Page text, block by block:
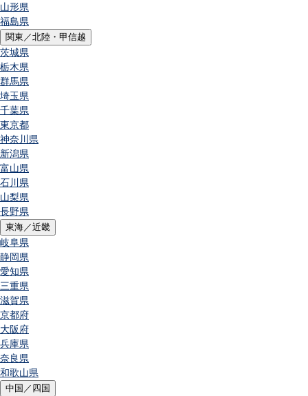
山形県
福島県
関東／北陸・甲信越
茨城県
栃木県
群馬県
埼玉県
千葉県
東京都
神奈川県
新潟県
富山県
石川県
山梨県
長野県
東海／近畿
岐阜県
静岡県
愛知県
三重県
滋賀県
京都府
大阪府
兵庫県
奈良県
和歌山県
中国／四国